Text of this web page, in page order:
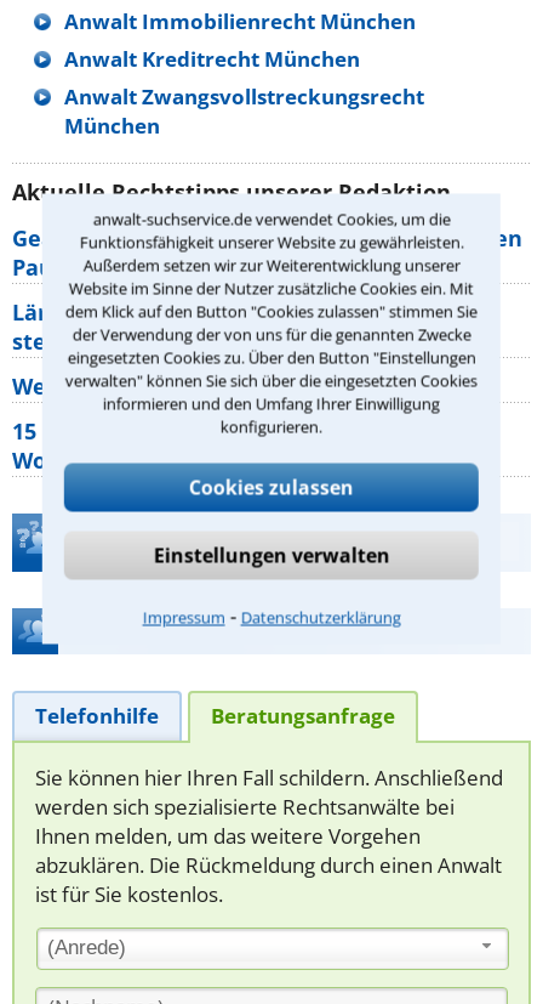
anwalt-suchservice.de verwendet Cookies, um die
Funktionsfähigkeit unserer Website zu gewährleisten.
Außerdem setzen wir zur Weiterentwicklung unserer
Website im Sinne der Nutzer zusätzliche Cookies ein. Mit
dem Klick auf den Button "Cookies zulassen" stimmen Sie
der Verwendung der von uns für die genannten Zwecke
eingesetzten Cookies zu. Über den Button "Einstellungen
verwalten" können Sie sich über die eingesetzten Cookies
informieren und den Umfang Ihrer Einwilligung
konfigurieren.
Cookies zulassen
Einstellungen verwalten
Impressum ⁃ Datenschutzerklärung
Anwalt Immobilienrecht München
Anwalt Kreditrecht München
Anwalt Zwangsvollstreckungsrecht
München
Aktuelle Rechtstipps unserer Redaktion
Geänderte Abflugzeiten: Welche Rechte haben
Pauschalurlauber?
Lärm von den Nachbarn: Welche Rechte
stehen mir zu?
Wer muss Zweitwohnungssteuer zahlen?
15 elementare Rechte, die jeder
Wohnungseigentümer kennen sollte
Teste Dein Rechtswissen
Hilfe bei Ihrer Anwaltsuche?
Telefonhilfe Beratungsanfrage
Sie können hier Ihren Fall schildern. Anschließend
werden sich spezialisierte Rechtsanwälte bei
Ihnen melden, um das weitere Vorgehen
abzuklären. Die Rückmeldung durch einen Anwalt
ist für Sie kostenlos.
(Anrede)